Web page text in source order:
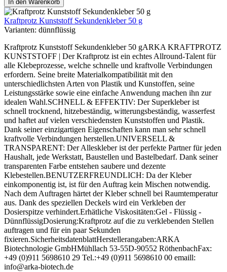
In den Warenkorb
Kraftprotz Kunststoff Sekundenkleber 50 g
Varianten: dünnflüssig
Kraftprotz Kunststoff Sekundenkleber 50 gARKA KRAFTPROTZ
KUNSTSTOFF | Der Kraftprotz ist ein echtes Allround-Talent für
alle Klebeprozesse, welche schnelle und kraftvolle Verbindungen
erfordern. Seine breite Materialkompatibilität mit den
unterschiedlichsten Arten von Plastik und Kunstoffen, seine
Leistungsstärke sowie eine einfache Anwendung machen ihn zur
idealen Wahl.SCHNELL & EFFEKTIV: Der Superkleber ist
schnell trocknend, hitzebeständig, witterungsbeständig, wasserfest
und haftet auf vielen verschiedensten Kunststoffen und Plastik.
Dank seiner einzigartigen Eigenschaften kann man sehr schnell
kraftvolle Verbindungen herstellen.UNIVERSELL &
TRANSPARENT: Der Alleskleber ist der perfekte Partner für jeden
Haushalt, jede Werkstatt, Baustellen und Bastelbedarf. Dank seiner
transparenten Farbe entstehen saubere und dezente
Klebestellen.BENUTZERFREUNDLICH: Da der Kleber
einkomponentig ist, ist für den Auftrag kein Mischen notwendig.
Nach dem Auftragen härtet der Kleber schnell bei Raumtemperatur
aus. Dank des speziellen Deckels wird ein Verkleben der
Dosierspitze verhindert.Erhätliche Viskositäten:Gel - Flüssig -
DünnflüssigDosierung:Kraftprotz auf die zu verklebenden Stellen
auftragen und für ein paar Sekunden
fixieren.SicherheitsdatenblattHerstellerangaben:ARKA
Biotechnologie GmbHMühllach 53-55D-90552 RöthenbachFax:
+49 (0)911 5698610 29 Tel.:+49 (0)911 5698610 00 emaill:
info@arka-biotech.de